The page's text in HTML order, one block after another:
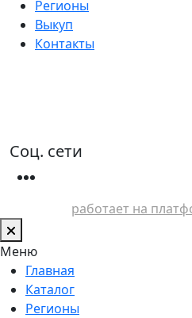
Регионы
Выкуп
Контакты
Соц. сети
работает на
Меню
Главная
Каталог
Регионы